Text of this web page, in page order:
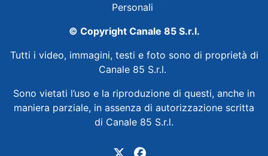
Personali
© Copyright Canale 85 S.r.l.
Tutti i video, immagini, testi e foto sono di proprietà di
Canale 85 S.r.l.
Sono vietati l’uso e la riproduzione di questi, anche in
maniera parziale, in assenza di autorizzazione scritta
di Canale 85 S.r.l.